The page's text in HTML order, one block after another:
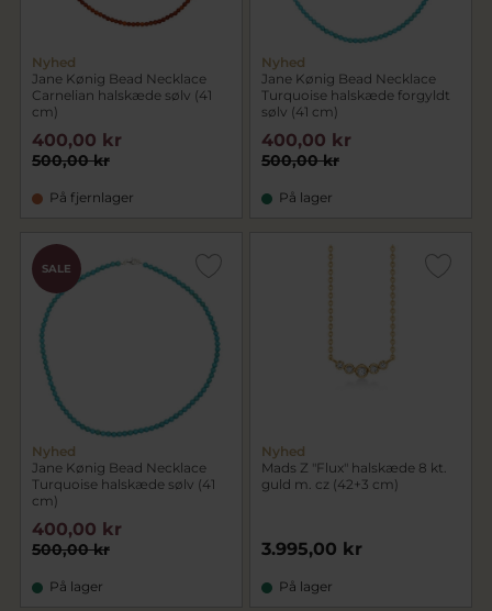
Nyhed
Jane Kønig Bead Necklace
Carnelian halskæde sølv (41
cm)
500,00 kr
400,00 kr
På fjernlager
Nyhed
Jane Kønig Bead Necklace
Turquoise halskæde forgyldt
sølv (41 cm)
500,00 kr
400,00 kr
På lager
SALE
Nyhed
Jane Kønig Bead Necklace
Turquoise halskæde sølv (41
cm)
500,00 kr
400,00 kr
På lager
Nyhed
Mads Z "Flux" halskæde 8 kt.
guld m. cz (42+3 cm)
3.995,00 kr
På lager